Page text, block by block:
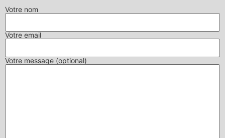
Votre nom
Votre email
Votre message (optional)